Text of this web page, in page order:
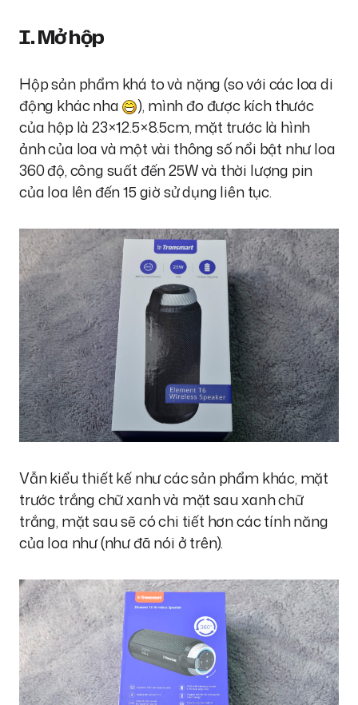
I. Mở hộp
Hộp sản phẩm khá to và nặng (so với các loa di
động khác nha
), mình đo được kích thước
của hộp là 23×12.5×8.5cm, mặt trước là hình
ảnh của loa và một vài thông số nổi bật như loa
360 độ, công suất đến 25W và thời lượng pin
của loa lên đến 15 giờ sử dụng liên tục.
Vẫn kiểu thiết kế như các sản phẩm khác, mặt
trước trắng chữ xanh và mặt sau xanh chữ
trắng, mặt sau sẽ có chi tiết hơn các tính năng
của loa như (như đã nói ở trên).